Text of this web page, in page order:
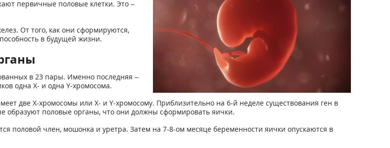
первичные половые клетки. Это –
От того, как они сформируются,
в будущей жизни.
в 23 пары. Именно последняя –
одна Х- и одна Y-хромосома.
две Х-хромосомы или Х- и Y-хромосому. Приблизительно на 6-й неделе существования ген в
образуют половые органы, что они должны сформировать яички.
половой член, мошонка и уретра. Затем на 7-8-ом месяце беременности яички опускаются в